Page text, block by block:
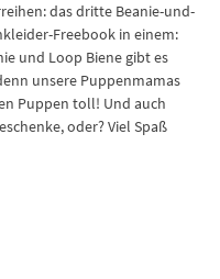
das dritte Beanie-und-
Freebook in einem:
und Loop Biene gibt es
unsere Puppenmamas
Puppen toll! Und auch
oder? Viel Spaß